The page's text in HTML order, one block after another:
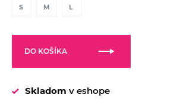
S M L
DO KOŠÍKA
Skladom v eshope